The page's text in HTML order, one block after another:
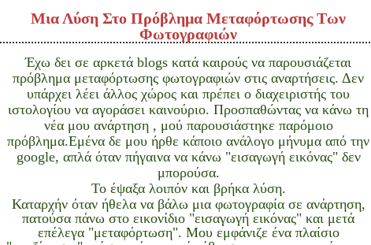
Μια Λύση Στο Πρόβλημα Μεταφόρτωσης Των
Φωτογραφιών
Έχω δει σε αρκετά blogs κατά καιρούς να παρουσιάζεται
πρόβλημα μεταφόρτωσης φωτογραφιών στις αναρτήσεις. Δεν
υπάρχει λέει άλλος χώρος και πρέπει ο διαχειριστής του
ιστολογίου να αγοράσει καινούριο. Προσπαθώντας να κάνω τη
νέα μου ανάρτηση , μού παρουσιάστηκε παρόμοιο
πρόβλημα.Εμένα δε μου ήρθε κάποιο ανάλογο μήνυμα από την
google, απλά όταν πήγαινα να κάνω "εισαγωγή εικόνας" δεν
μπορούσα.
Το έψαξα λοιπόν και βρήκα λύση.
Καταρχήν όταν ήθελα να βάλω μια φωτογραφία σε ανάρτηση,
πατούσα πάνω στο εικονίδιο "εισαγωγή εικόνας" και μετά
επέλεγα "μεταφόρτωση". Μου εμφάνιζε ένα πλαίσιο